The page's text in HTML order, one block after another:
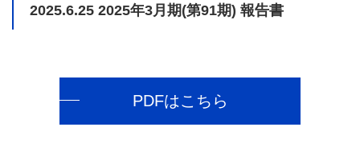
2025.6.25 2025年3月期(第91期) 報告書
PDFはこちら